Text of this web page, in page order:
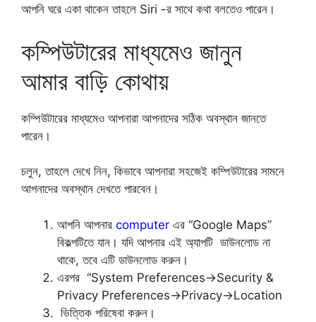
আপনি ঘরে একা থাকেন তাহলে Siri -র সাথে কথা বলতেও পারেন।
কম্পিউটারের মাধ্যমেও জানুন
আমার বাড়ি কোথায়
কম্পিউটারের মাধ্যমেও আপনারা আপনাদের সঠিক অবস্থান জানতে
পারেন।
চলুন, তাহলে দেখে নিন, কিভাবে আপনারা সহজেই কম্পিউটারের সামনে
আপনাদের অবস্থান দেখতে পারবেন।
আপনি আপনার computer এর “Google Maps”
বিকল্পটিতে যান। যদি আপনার এই অ্যাপটি ডাউনলোড না
থাকে, তবে এটি ডাউনলোড করুন।
এরপর “System Preferences→Security &
Privacy Preferences→Privacy→Location
ভিত্তিক পরিষেবা করুন।